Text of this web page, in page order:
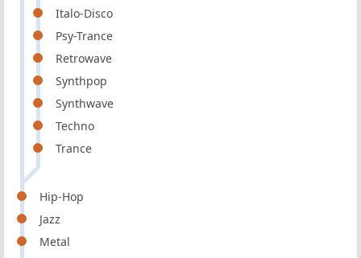
Italo-Disco
Psy-Trance
Retrowave
Synthpop
Synthwave
Techno
Trance
Hip-Hop
Jazz
Metal